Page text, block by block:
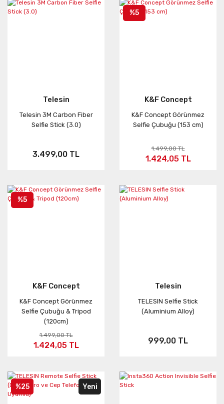
Telesin
Telesin 3M Carbon Fiber
Selfie Stick (3.0)
3.499,00 TL
%5
K&F Concept
K&F Concept Görünmez
Selfie Çubuğu (153 cm)
1.499,00 TL
1.424,05 TL
%5
K&F Concept
K&F Concept Görünmez
Selfie Çubuğu & Tripod
(120cm)
1.499,00 TL
1.424,05 TL
Telesin
TELESIN Selfie Stick
(Aluminium Alloy)
999,00 TL
Yeni
%25